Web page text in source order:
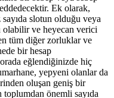
Ek olarak,
slotun olduğu veya
ve heyecan verici
tüm diğer zorluklar ve
bir hesap
eğlendiğinizde hiç
yepyeni olanlar da
oluşan geniş bir
önemli sayıda